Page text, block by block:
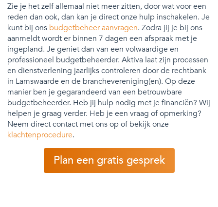
Zie je het zelf allemaal niet meer zitten, door wat voor een
reden dan ook, dan kan je direct onze hulp inschakelen. Je
kunt bij ons budgetbeheer aanvragen. Zodra jij je bij ons
aanmeldt wordt er binnen 7 dagen een afspraak met je
ingepland. Je geniet dan van een volwaardige en
professioneel budgetbeheerder. Aktiva laat zijn processen
en dienstverlening jaarlijks controleren door de rechtbank
in Lamswaarde en de branchevereniging(en). Op deze
manier ben je gegarandeerd van een betrouwbare
budgetbeheerder. Heb jij hulp nodig met je financiën? Wij
helpen je graag verder. Heb je een vraag of opmerking?
Neem direct contact met ons op of bekijk onze
klachtenprocedure.
Plan een gratis gesprek